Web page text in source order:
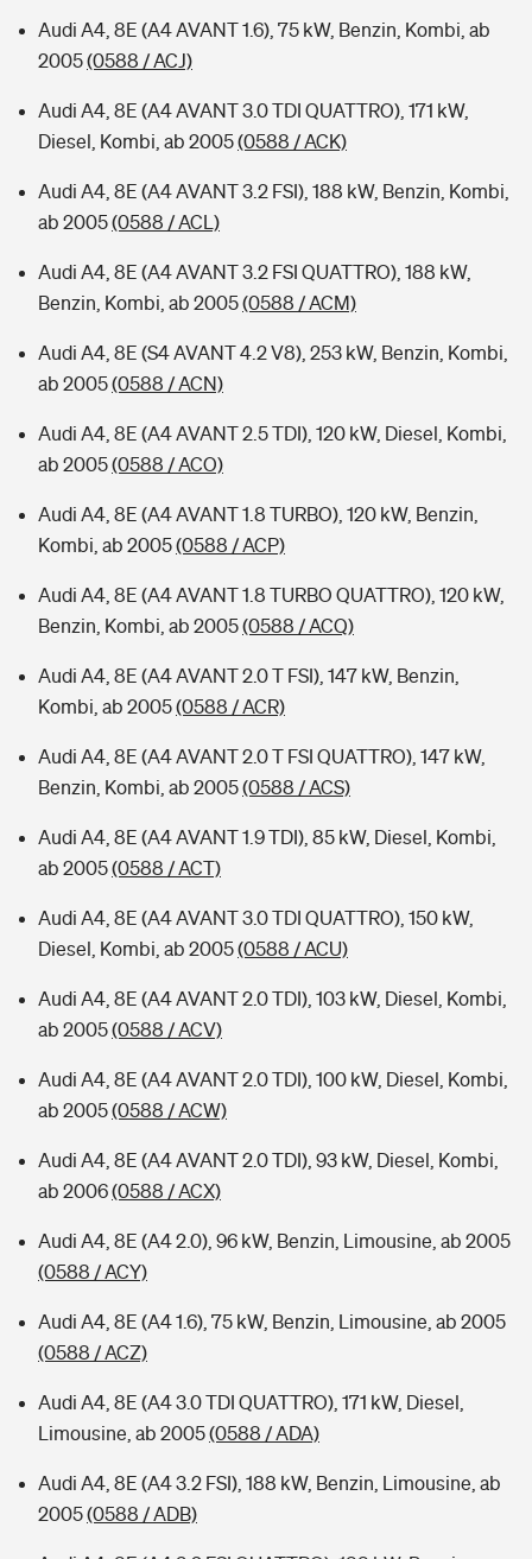
Audi A4, 8E (A4 AVANT 1.6), 75 kW, Benzin, Kombi, ab
2005(0588 / ACJ)
Audi A4, 8E (A4 AVANT 3.0 TDI QUATTRO), 171 kW,
Diesel, Kombi, ab 2005(0588 / ACK)
Audi A4, 8E (A4 AVANT 3.2 FSI), 188 kW, Benzin, Kombi,
ab 2005(0588 / ACL)
Audi A4, 8E (A4 AVANT 3.2 FSI QUATTRO), 188 kW,
Benzin, Kombi, ab 2005(0588 / ACM)
Audi A4, 8E (S4 AVANT 4.2 V8), 253 kW, Benzin, Kombi,
ab 2005(0588 / ACN)
Audi A4, 8E (A4 AVANT 2.5 TDI), 120 kW, Diesel, Kombi,
ab 2005(0588 / ACO)
Audi A4, 8E (A4 AVANT 1.8 TURBO), 120 kW, Benzin,
Kombi, ab 2005(0588 / ACP)
Audi A4, 8E (A4 AVANT 1.8 TURBO QUATTRO), 120 kW,
Benzin, Kombi, ab 2005(0588 / ACQ)
Audi A4, 8E (A4 AVANT 2.0 T FSI), 147 kW, Benzin,
Kombi, ab 2005(0588 / ACR)
Audi A4, 8E (A4 AVANT 2.0 T FSI QUATTRO), 147 kW,
Benzin, Kombi, ab 2005(0588 / ACS)
Audi A4, 8E (A4 AVANT 1.9 TDI), 85 kW, Diesel, Kombi,
ab 2005(0588 / ACT)
Audi A4, 8E (A4 AVANT 3.0 TDI QUATTRO), 150 kW,
Diesel, Kombi, ab 2005(0588 / ACU)
Audi A4, 8E (A4 AVANT 2.0 TDI), 103 kW, Diesel, Kombi,
ab 2005(0588 / ACV)
Audi A4, 8E (A4 AVANT 2.0 TDI), 100 kW, Diesel, Kombi,
ab 2005(0588 / ACW)
Audi A4, 8E (A4 AVANT 2.0 TDI), 93 kW, Diesel, Kombi,
ab 2006(0588 / ACX)
Audi A4, 8E (A4 2.0), 96 kW, Benzin, Limousine, ab 2005
(0588 / ACY)
Audi A4, 8E (A4 1.6), 75 kW, Benzin, Limousine, ab 2005
(0588 / ACZ)
Audi A4, 8E (A4 3.0 TDI QUATTRO), 171 kW, Diesel,
Limousine, ab 2005(0588 / ADA)
Audi A4, 8E (A4 3.2 FSI), 188 kW, Benzin, Limousine, ab
2005(0588 / ADB)